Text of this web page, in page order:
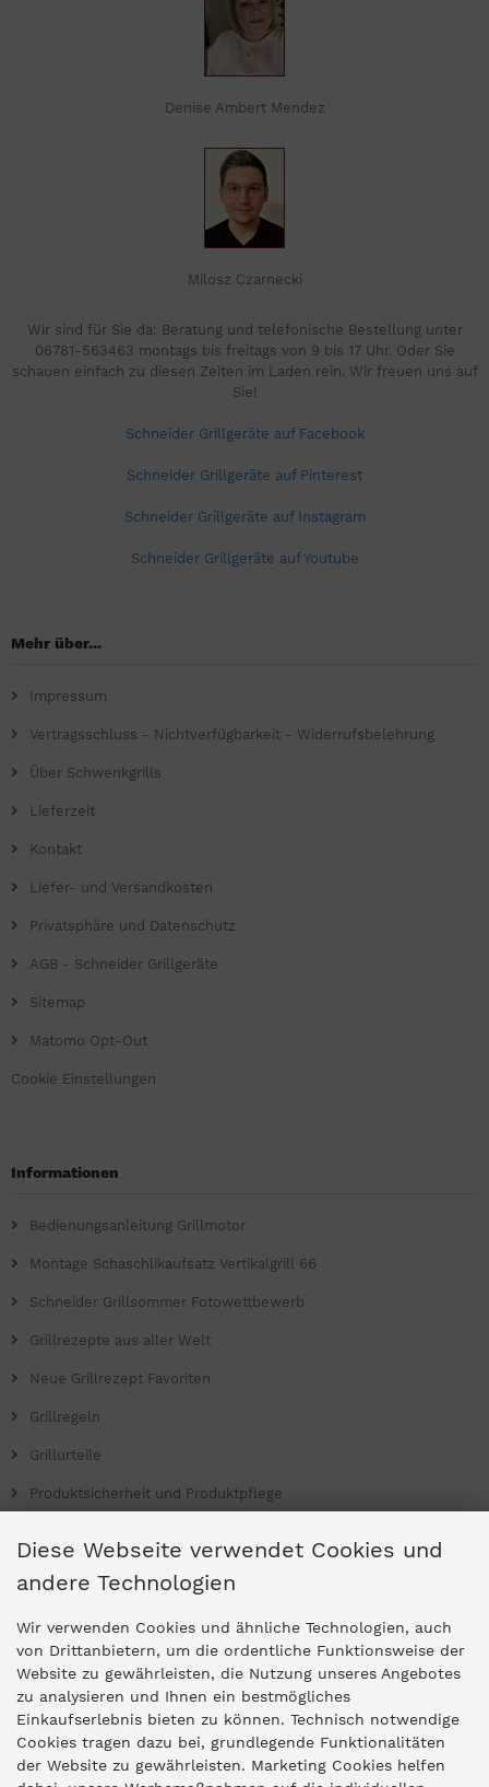
Denise Ambert Mendez
Milosz Czarnecki
Wir sind für Sie da: Beratung und telefonische Bestellung unter
06781-563463 montags bis freitags von 9 bis 17 Uhr. Oder Sie
schauen einfach zu diesen Zeiten im Laden rein. Wir freuen uns auf
Sie!
Schneider Grillgeräte auf Facebook
Schneider Grillgeräte auf Pinterest
Schneider Grillgeräte auf Instagram
Schneider Grillgeräte auf Youtube
Mehr über...
Impressum
Vertragsschluss - Nichtverfügbarkeit - Widerrufsbelehrung
Über Schwenkgrills
Lieferzeit
Kontakt
Liefer- und Versandkosten
Privatsphäre und Datenschutz
AGB - Schneider Grillgeräte
Sitemap
Matomo Opt-Out
Cookie Einstellungen
Informationen
Bedienungsanleitung Grillmotor
Montage Schaschlikaufsatz Vertikalgrill 66
Schneider Grillsommer Fotowettbewerb
Grillrezepte aus aller Welt
Neue Grillrezept Favoriten
Grillregeln
Grillurteile
Produktsicherheit und Produktpflege
Ladengeschäfte
Zentrale Idar-Oberstein
Partner-Stores
Diese Webseite verwendet Cookies und
andere Technologien
Wir verwenden Cookies und ähnliche Technologien, auch
von Drittanbietern, um die ordentliche Funktionsweise der
Website zu gewährleisten, die Nutzung unseres Angebotes
zu analysieren und Ihnen ein bestmögliches
Einkaufserlebnis bieten zu können. Technisch notwendige
Cookies tragen dazu bei, grundlegende Funktionalitäten
der Website zu gewährleisten. Marketing Cookies helfen